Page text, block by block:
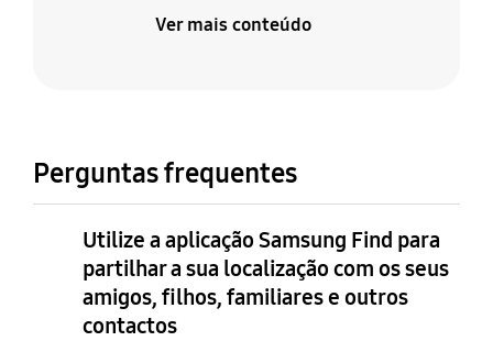
Ver mais conteúdo
Perguntas frequentes
Utilize a aplicação Samsung Find para
partilhar a sua localização com os seus
amigos, filhos, familiares e outros
contactos